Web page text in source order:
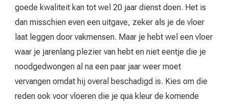
goede kwaliteit kan tot wel 20 jaar dienst doen. Het is
dan misschien even een uitgave, zeker als je de vloer
laat leggen door vakmensen. Maar je hebt wel een vloer
waar je jarenlang plezier van hebt en niet eentje die je
noodgedwongen al na een paar jaar weer moet
vervangen omdat hij overal beschadigd is. Kies om die
reden ook voor vloeren die je qua kleur de komende